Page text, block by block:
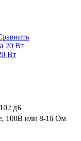
Вт
дБ
100В или 8-16 Ом